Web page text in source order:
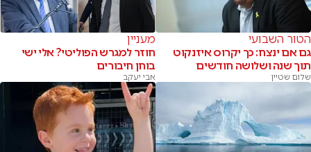
הטור השבועי
גם אם ינצח: כך יקרוס איזנקוט
תוך שנה ושלושה חודשים
שלום שטיין
מעניין
חוזר למגרש הפוליטי? אלי ישי
בוחן חיבורים
אבי יעקב